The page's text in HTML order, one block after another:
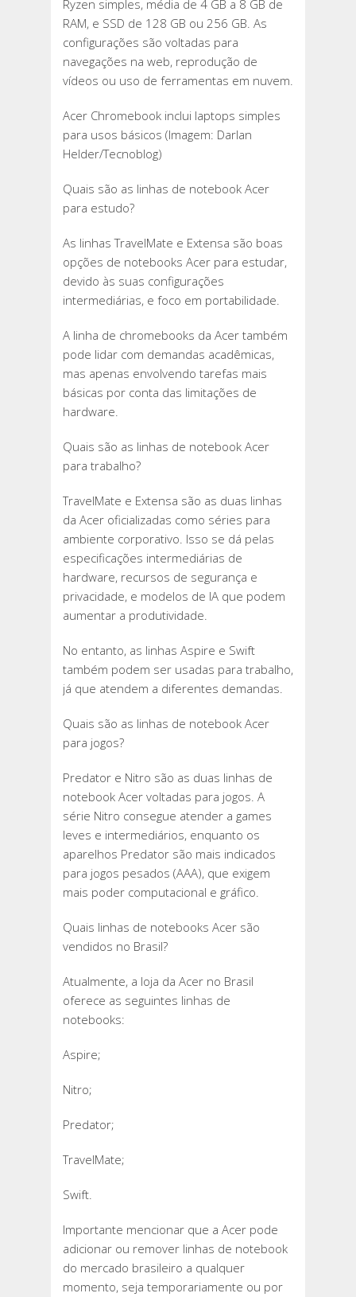
Ryzen simples, média de 4 GB a 8 GB de
RAM, e SSD de 128 GB ou 256 GB. As
configurações são voltadas para
navegações na web, reprodução de
vídeos ou uso de ferramentas em nuvem.
Acer Chromebook inclui laptops simples
para usos básicos (Imagem: Darlan
Helder/Tecnoblog)
Quais são as linhas de notebook Acer
para estudo?
As linhas TravelMate e Extensa são boas
opções de notebooks Acer para estudar,
devido às suas configurações
intermediárias, e foco em portabilidade.
A linha de chromebooks da Acer também
pode lidar com demandas acadêmicas,
mas apenas envolvendo tarefas mais
básicas por conta das limitações de
hardware.
Quais são as linhas de notebook Acer
para trabalho?
TravelMate e Extensa são as duas linhas
da Acer oficializadas como séries para
ambiente corporativo. Isso se dá pelas
especificações intermediárias de
hardware, recursos de segurança e
privacidade, e modelos de IA que podem
aumentar a produtividade.
No entanto, as linhas Aspire e Swift
também podem ser usadas para trabalho,
já que atendem a diferentes demandas.
Quais são as linhas de notebook Acer
para jogos?
Predator e Nitro são as duas linhas de
notebook Acer voltadas para jogos. A
série Nitro consegue atender a games
leves e intermediários, enquanto os
aparelhos Predator são mais indicados
para jogos pesados (AAA), que exigem
mais poder computacional e gráfico.
Quais linhas de notebooks Acer são
vendidos no Brasil?
Atualmente, a loja da Acer no Brasil
oferece as seguintes linhas de
notebooks:
Aspire;
Nitro;
Predator;
TravelMate;
Swift.
Importante mencionar que a Acer pode
adicionar ou remover linhas de notebook
do mercado brasileiro a qualquer
momento, seja temporariamente ou por